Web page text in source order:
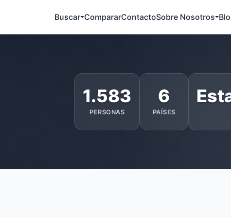
Buscar CompararContactoSobre Nosotros
1.583
PERSONAS
6
PAÍSES